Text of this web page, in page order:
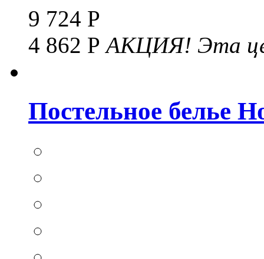
9 724 Р
4 862 РАКЦИЯ! Эта
Постельное белье